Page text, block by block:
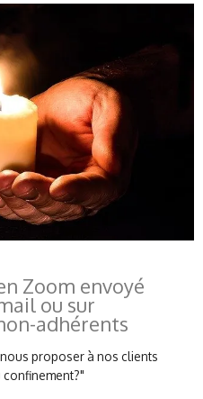
Zoom envoyé
ou sur
adhérents
proposer à nos clients